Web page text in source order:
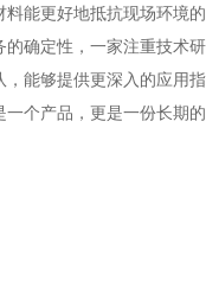
能更好地抵抗现场环境的
确定性，一家注重技术研
能够提供更深入的应用指
个产品，更是一份长期的